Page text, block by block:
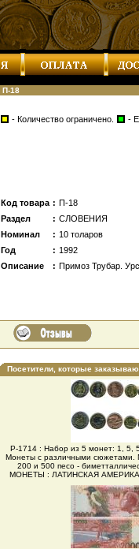
П-18
- Количество ограничено. -
Код товара : П-18
Раздел
: СЛОВЕНИЯ
Номинал
: 10 толаров
Год
: 1992
Описание
: Примоз Трубар.
Посетители, которые
Р-1714 : Набор из 5 монет: 1, 5,
Монеты с различными
200 и 500 песо -
МОНЕТЫ : ЛАТИНСКАЯ